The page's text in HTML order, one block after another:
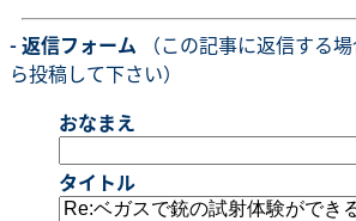
- 返信フォーム （この記事に返信する
ら投稿して下さい）
おなまえ
タイトル